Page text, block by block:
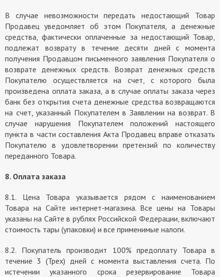
В случае невозможности передать недостающий Товар
Продавец уведомляет об этом Покупателя, а денежные
средства, фактически оплаченные за недостающий Товар,
подлежат возврату в течение десяти дней с момента
получения Продавцом письменного заявления Покупателя о
возврате денежных средств. Возврат денежных средств
Покупателю осуществляется на счет, с которого была
произведена оплата заказа, а в случае оплаты заказа через
банк без открытия счета денежные средства возвращаются
на счет, указанный Покупателем в Заявлении на возврат. В
случае нарушения Покупателем положений настоящего
пункта в части составления Акта Продавец вправе отказать
Покупателю в удовлетворении претензий по количеству
переданного Товара.
8. Оплата заказа
8.1. Цена Товара указывается рядом с наименованием
Товара на Сайте интернет-магазина. Все цены на Товары
указаны на Сайте в рублях Российской Федерации, включают
стоимость тары (упаковки) и все применимые налоги.
8.2. Покупатель производит 100% предоплату Товара в
течение 3 (Трех) дней с момента выставления счета. По
истечении указанного срока резервирование Товара